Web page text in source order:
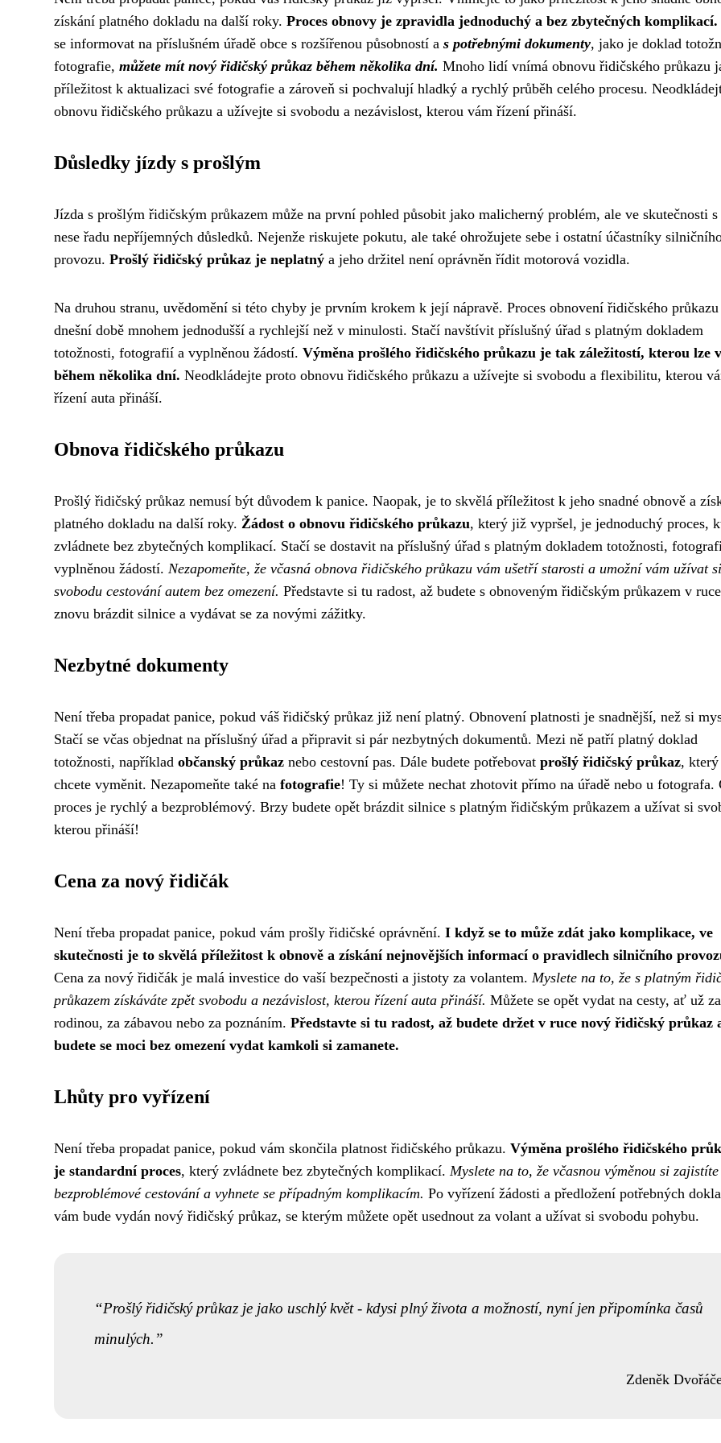
získání platného dokladu na další roky. Proces obnovy je zpravidla jednoduchý a bez zbytečných komplikací.
se informovat na příslušném úřadě obce s rozšířenou působností a s potřebnými dokumenty, jako je doklad
fotografie, můžete mít nový řidičský průkaz během několika dní. Mnoho lidí vnímá obnovu řidičského průkazu
příležitost k aktualizaci své fotografie a zároveň si pochvalují hladký a rychlý průběh celého procesu.
obnovu řidičského průkazu a užívejte si svobodu a nezávislost, kterou vám řízení přináší.
Důsledky jízdy s prošlým
Jízda s prošlým řidičským průkazem může na první pohled působit jako malicherný problém, ale ve skutečnosti s
nese řadu nepříjemných důsledků. Nejenže riskujete pokutu, ale také ohrožujete sebe i ostatní účastníky
provozu. Prošlý řidičský průkaz je neplatný a jeho držitel není oprávněn řídit motorová vozidla.
Na druhou stranu, uvědomění si této chyby je prvním krokem k její nápravě. Proces obnovení řidičského
dnešní době mnohem jednodušší a rychlejší než v minulosti. Stačí navštívit příslušný úřad s platným dokladem
totožnosti, fotografií a vyplněnou žádostí. Výměna prošlého řidičského průkazu je tak záležitostí, kterou lze
během několika dní. Neodkládejte proto obnovu řidičského průkazu a užívejte si svobodu a flexibilitu, kterou
řízení auta přináší.
Obnova řidičského průkazu
Prošlý řidičský průkaz nemusí být důvodem k panice. Naopak, je to skvělá příležitost k jeho snadné obnově a
platného dokladu na další roky. Žádost o obnovu řidičského průkazu, který již vypršel, je jednoduchý proces,
zvládnete bez zbytečných komplikací. Stačí se dostavit na příslušný úřad s platným dokladem totožnosti,
vyplněnou žádostí. Nezapomeňte, že včasná obnova řidičského průkazu vám ušetří starosti a umožní vám užívat si
svobodu cestování autem bez omezení. Představte si tu radost, až budete s obnoveným řidičským průkazem v ruce
znovu brázdit silnice a vydávat se za novými zážitky.
Nezbytné dokumenty
Není třeba propadat panice, pokud váš řidičský průkaz již není platný. Obnovení platnosti je snadnější, než si
Stačí se včas objednat na příslušný úřad a připravit si pár nezbytných dokumentů. Mezi ně patří platný doklad
totožnosti, například občanský průkaz nebo cestovní pas. Dále budete potřebovat prošlý řidičský průkaz, který
chcete vyměnit. Nezapomeňte také na fotografie! Ty si můžete nechat zhotovit přímo na úřadě nebo u fotografa.
proces je rychlý a bezproblémový. Brzy budete opět brázdit silnice s platným řidičským průkazem a užívat si
kterou přináší!
Cena za nový řidičák
Není třeba propadat panice, pokud vám prošly řidičské oprávnění. I když se to může zdát jako komplikace, ve
skutečnosti je to skvělá příležitost k obnově a získání nejnovějších informací o pravidlech silničního
Cena za nový řidičák je malá investice do vaší bezpečnosti a jistoty za volantem. Myslete na to, že s platným
průkazem získáváte zpět svobodu a nezávislost, kterou řízení auta přináší. Můžete se opět vydat na cesty, ať už za
rodinou, za zábavou nebo za poznáním. Představte si tu radost, až budete držet v ruce nový řidičský průkaz
budete se moci bez omezení vydat kamkoli si zamanete.
Lhůty pro vyřízení
Není třeba propadat panice, pokud vám skončila platnost řidičského průkazu. Výměna prošlého řidičského
je standardní proces, který zvládnete bez zbytečných komplikací. Myslete na to, že včasnou výměnou si zajistíte
bezproblémové cestování a vyhnete se případným komplikacím. Po vyřízení žádosti a předložení potřebných
vám bude vydán nový řidičský průkaz, se kterým můžete opět usednout za volant a užívat si svobodu pohybu.
Prošlý řidičský průkaz je jako uschlý květ - kdysi plný života a možností, nyní jen připomínka časů
minulých.
Zdeněk